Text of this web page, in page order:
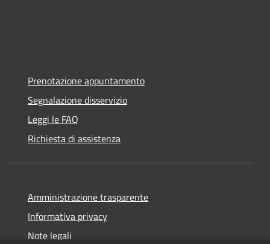
Prenotazione appuntamento
Segnalazione disservizio
Leggi le FAQ
Richiesta di assistenza
Amministrazione trasparente
Informativa privacy
Note legali